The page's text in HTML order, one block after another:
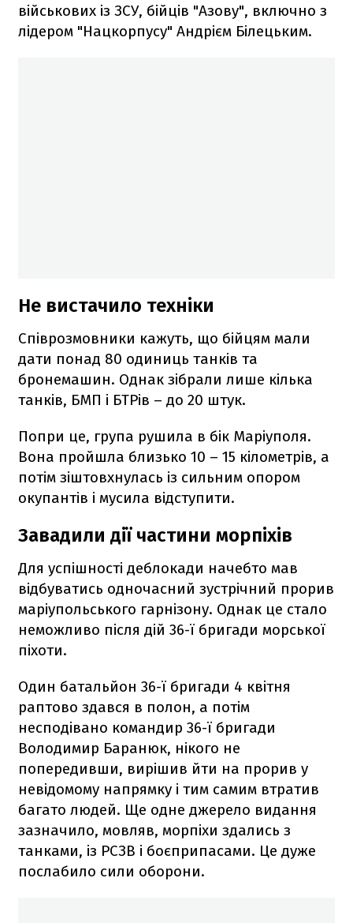
військових із ЗСУ, бійців "Азову", включно з
лідером "Нацкорпусу" Андрієм Білецьким.
Не вистачило техніки
Співрозмовники кажуть, що бійцям мали
дати понад 80 одиниць танків та
бронемашин. Однак зібрали лише кілька
танків, БМП і БТРів – до 20 штук.
Попри це, група рушила в бік Маріуполя.
Вона пройшла близько 10 – 15 кілометрів, а
потім зіштовхнулась із сильним опором
окупантів і мусила відступити.
Завадили дії частини морпіхів
Для успішності деблокади начебто мав
відбуватись одночасний зустрічний прорив
маріупольського гарнізону. Однак це стало
неможливо після дій 36-ї бригади морської
піхоти.
Один батальйон 36-ї бригади 4 квітня
раптово здався в полон, а потім
несподівано командир 36-ї бригади
Володимир Баранюк, нікого не
попередивши, вирішив йти на прорив у
невідомому напрямку і тим самим втратив
багато людей. Ще одне джерело видання
зазначило, мовляв, морпіхи здались з
танками, із РСЗВ і боєприпасами. Це дуже
послабило сили оборони.